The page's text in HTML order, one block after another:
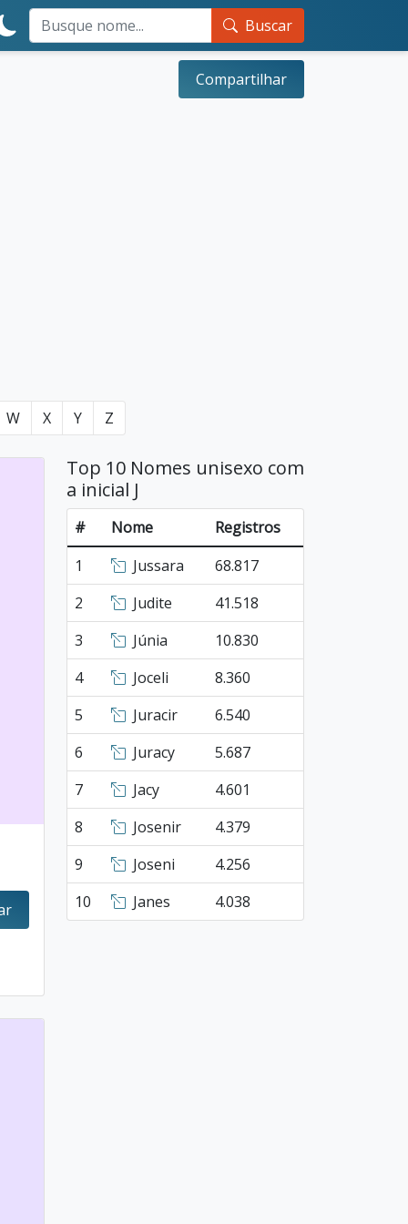
Buscar
Compartilhar
W X Y Z
Top 10 Nomes unisexo com
a inicial J
# Nome
Registros
1
Jussara
68.817
2
Judite
41.518
3
Júnia
10.830
4
Joceli
8.360
5
Juracir
6.540
6
Juracy
5.687
7
Jacy
4.601
8
Josenir
4.379
9
Joseni
4.256
10
Janes 4.038